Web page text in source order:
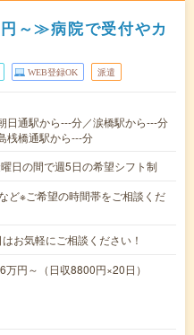
～≫病院で受付やカ
WEB登録OK 派遣
日通駅から---分／涙橋駅から---分
桟橋通駅から---分
日の間で週5日の希望シフト制
ど※ご希望の時間帯をご相談くだ
お気軽にご相談ください！
円～（日収8800円×20日）